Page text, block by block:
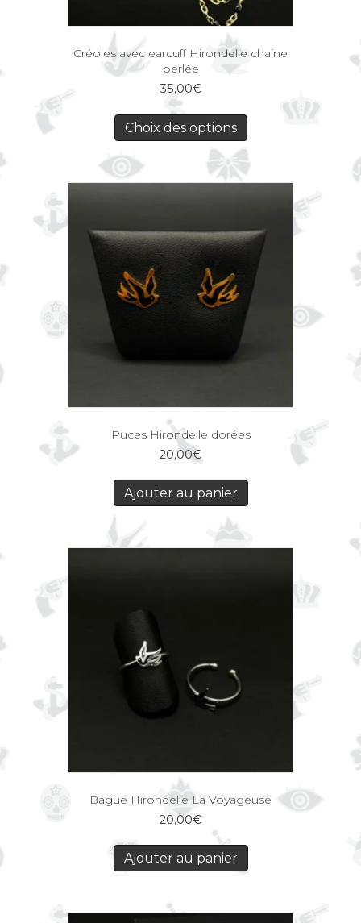
Créoles avec earcuff Hirondelle chaine
perlée
35,00€
Choix des options
Puces Hirondelle dorées
20,00€
Ajouter au panier
Bague Hirondelle La Voyageuse
20,00€
Ajouter au panier